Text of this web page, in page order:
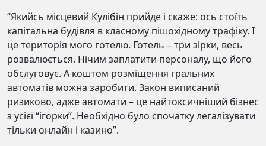
“Якийсь місцевий Кулібін прийде і скаже: ось стоїть
капітальна будівля в класному пішохідному трафіку. І
це територія мого готелю. Готель – три зірки, весь
розвалюється. Нічим заплатити персоналу, що його
обслуговує. А коштом розміщення гральних
автоматів можна заробити. Закон виписаний
ризиково, адже автомати – це найтоксичніший бізнес
з усієї “ігорки”. Необхідно було спочатку легалізувати
тільки онлайн і казино”.